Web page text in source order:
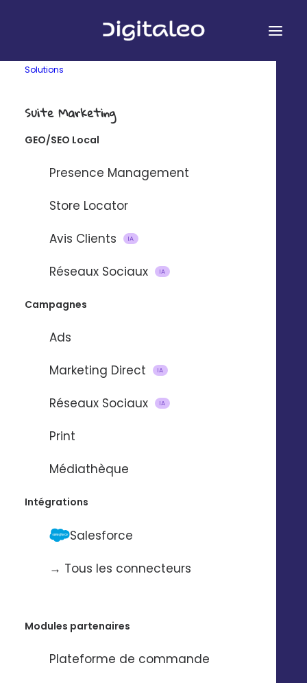
Solutions
Suite Marketing
GEO/SEO Local
Presence Management
Store Locator
Avis Clients
IA
Réseaux Sociaux IA
Campagnes
Ads
Marketing Direct
IA
Réseaux Sociaux IA
Print
Médiathèque
Intégrations
Salesforce
→ Tous les connecteurs
Modules partenaires
Plateforme de commande
Contenus Marketing
CONTENUS MARKETING
Des conseils
qui se lisent, se
regardent
et à appliquer
Thématique
TOUT
ARTIFICIELLE
PRESENCE
AVIS CLIENTS